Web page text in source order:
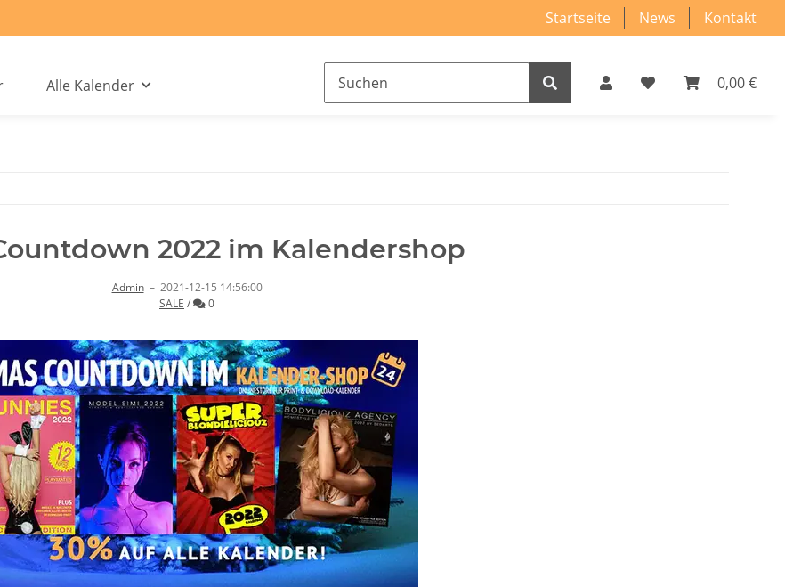
Startseite News Kontakt
0,00 €
Alle Kalender
2022 im Kalendershop
Admin– 2021-12-15 14:56:00
SALE / Kommentare
0